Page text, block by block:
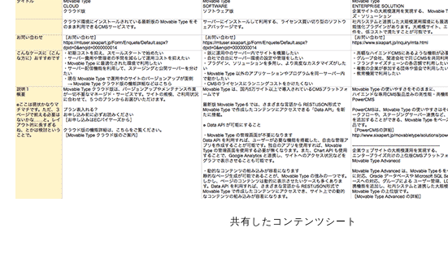
共有したコンテンツシート